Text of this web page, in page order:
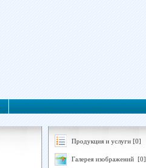
Продукция и услуги [0]
Галерея изображений [0]